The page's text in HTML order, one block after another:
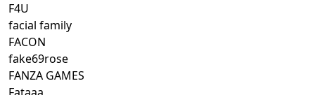
F4U
facial family
FACON
fake69rose
FANZA GAMES